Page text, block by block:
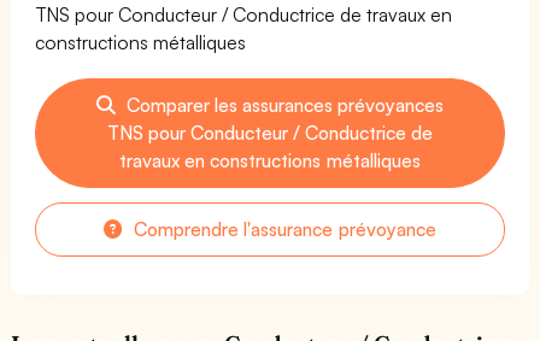
TNS pour Conducteur / Conductrice de travaux en
constructions métalliques
Comparer les assurances prévoyances
TNS pour Conducteur / Conductrice de
travaux en constructions métalliques
Comprendre l'assurance prévoyance